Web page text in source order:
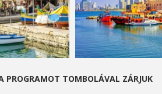
PROGRAMOT TOMBOLÁVAL ZÁRJUK